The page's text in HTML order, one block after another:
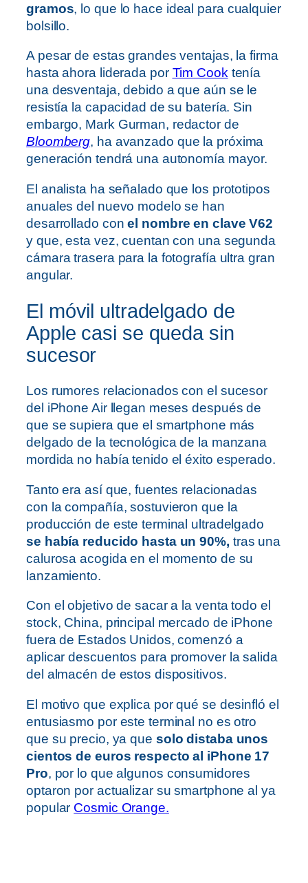
gramos, lo que lo hace ideal para cualquier
bolsillo.
A pesar de estas grandes ventajas, la firma
hasta ahora liderada por Tim Cooktenía
una desventaja, debido a que aún se le
resistía la capacidad de su batería. Sin
embargo, Mark Gurman, redactor de
Bloomberg, ha avanzado que la próxima
generación tendrá una autonomía mayor.
El analista ha señalado que los prototipos
anuales del nuevo modelo se han
desarrollado conel nombre en clave V62
y que, esta vez, cuentan con una segunda
cámara trasera para la fotografía ultra gran
angular.
El móvil ultradelgado de
Apple casi se queda sin
sucesor
Los rumores relacionados con el sucesor
del iPhone Air llegan meses después de
que se supiera que el smartphone más
delgado de la tecnológica de la manzana
mordida no había tenido el éxito esperado.
Tanto era así que, fuentes relacionadas
con la compañía, sostuvieron que la
producción de este terminal ultradelgado
se había reducido hasta un 90%, tras una
calurosa acogida en el momento de su
lanzamiento.
Con el objetivo de sacar a la venta todo el
stock, China, principal mercado de iPhone
fuera de Estados Unidos, comenzó a
aplicar descuentos para promover la salida
del almacén de estos dispositivos.
El motivo que explica por qué se desinfló el
entusiasmo por este terminal no es otro
que su precio, ya que solo distaba unos
cientos de euros respecto al iPhone 17
Pro, por lo que algunos consumidores
optaron por actualizar su smartphone al ya
popular Cosmic Orange.